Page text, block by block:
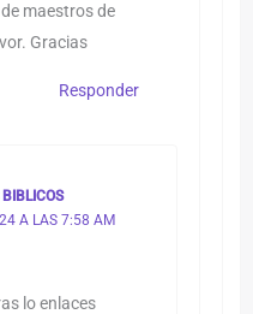
maestros de
Gracias
Responder
BIBLICOS
A LAS 7:58 AM
lo enlaces